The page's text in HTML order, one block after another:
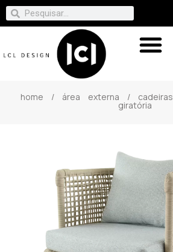
home / área externa / cadeiras
giratória